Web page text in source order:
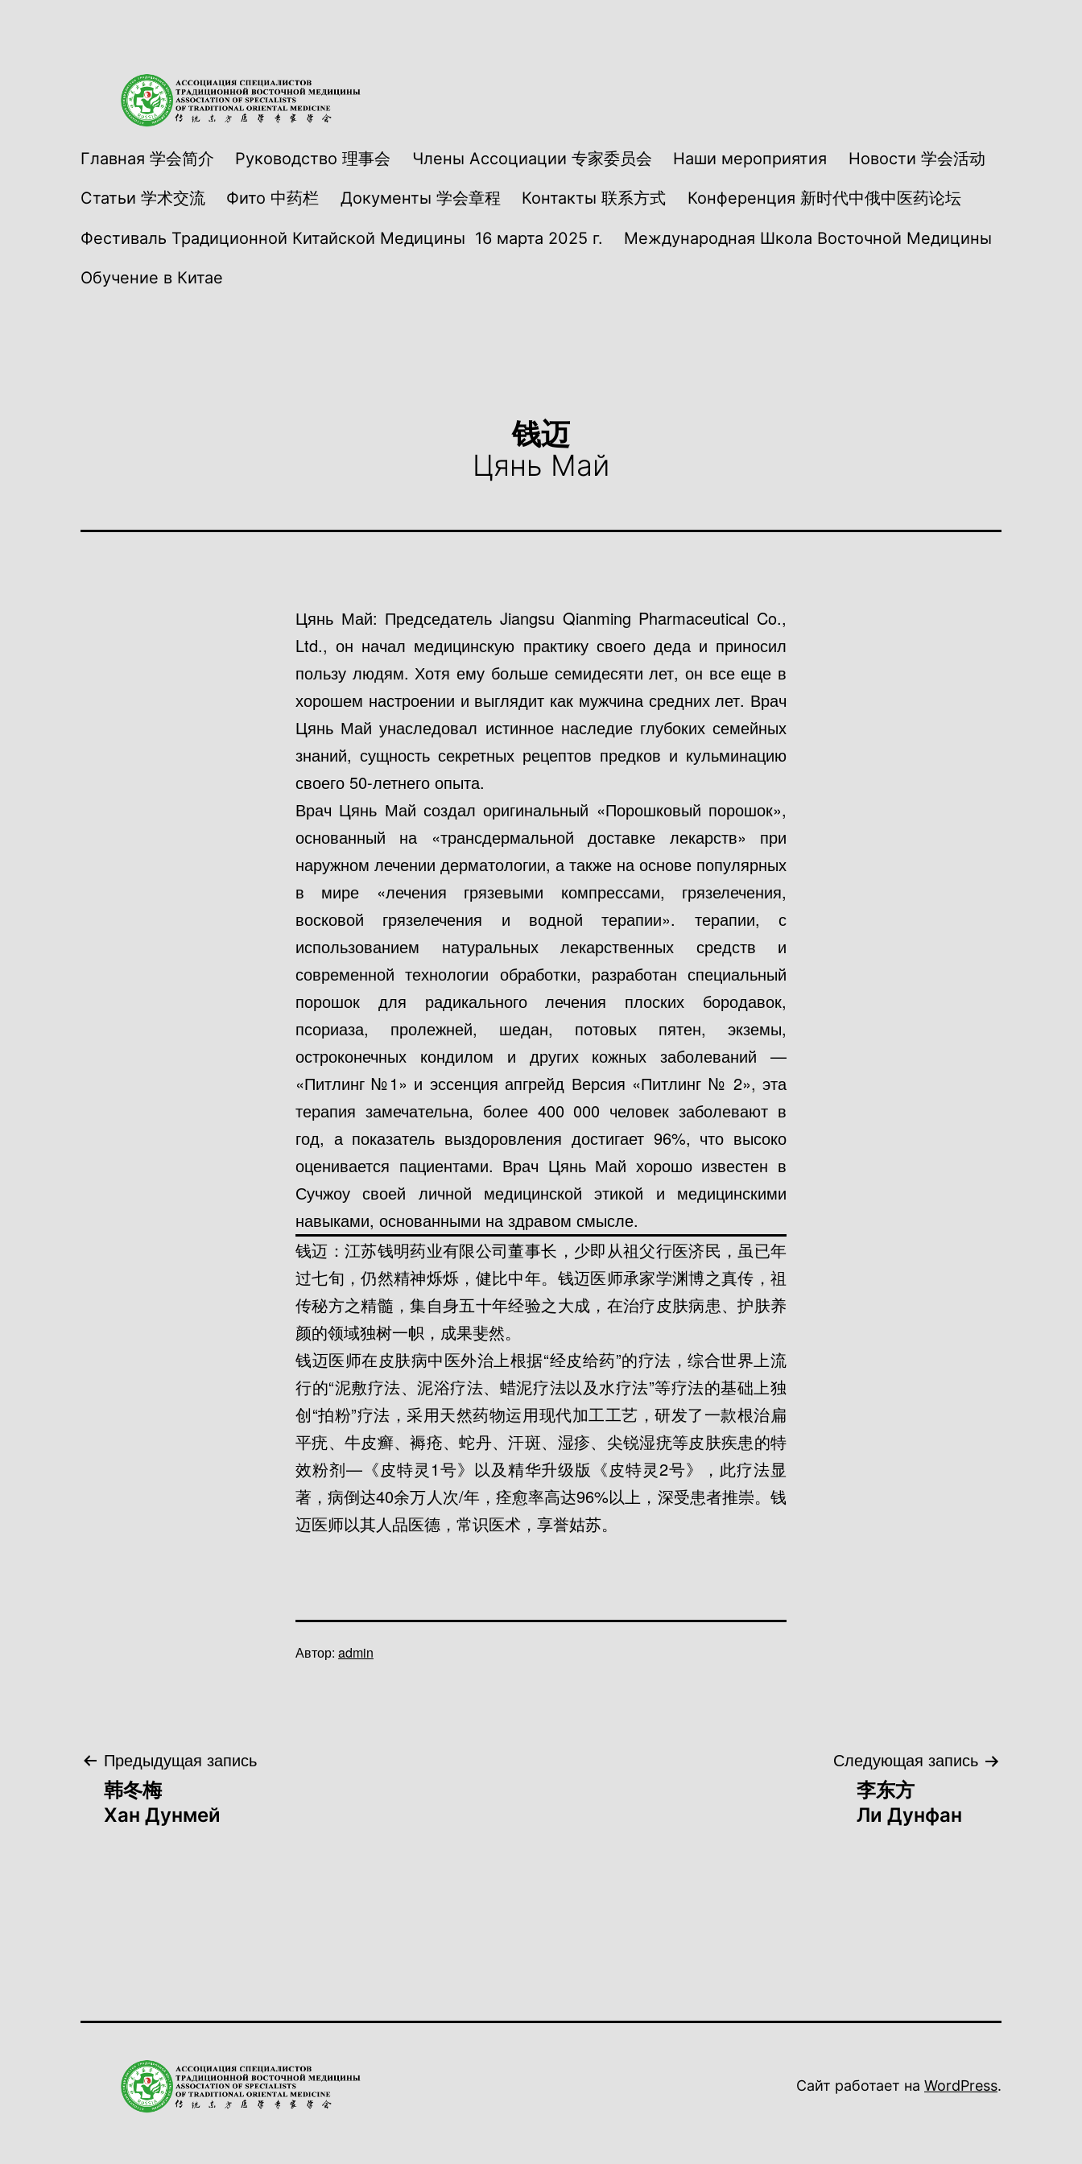
АСТВМ
Главная 学会简介 Руководство 理事会 Члены Ассоциации 专家委员会 Наши мероприятия Новости 学会活动
Статьи 学术交流 Фито 中药栏 Документы 学会章程 Контакты 联系方式 Конференция 新时代中俄中医药论坛
Фестиваль Традиционной Китайской Медицины 16 марта 2025 г. Международная Школа Восточной Медицины
Обучение в Китае
钱迈
Цянь Май
Цянь Май: Председатель Jiangsu Qianming Pharmaceutical Co.,
Ltd., он начал медицинскую практику своего деда и приносил
пользу людям. Хотя ему больше семидесяти лет, он все еще в
хорошем настроении и выглядит как мужчина средних лет. Врач
Цянь Май унаследовал истинное наследие глубоких семейных
знаний, сущность секретных рецептов предков и кульминацию
своего 50-летнего опыта.
Врач Цянь Май создал оригинальный «Порошковый порошок»,
основанный на «трансдермальной доставке лекарств» при
наружном лечении дерматологии, а также на основе популярных
в мире «лечения грязевыми компрессами, грязелечения,
восковой грязелечения и водной терапии». терапии, с
использованием натуральных лекарственных средств и
современной технологии обработки, разработан специальный
порошок для радикального лечения плоских бородавок,
псориаза, пролежней, шедан, потовых пятен, экземы,
остроконечных кондилом и других кожных заболеваний —
«Питлинг №1» и эссенция апгрейд Версия «Питлинг № 2», эта
терапия замечательна, более 400 000 человек заболевают в
год, а показатель выздоровления достигает 96%, что высоко
оценивается пациентами. Врач Цянь Май хорошо известен в
Сучжоу своей личной медицинской этикой и медицинскими
навыками, основанными на здравом смысле.
钱迈：江苏钱明药业有限公司董事长，少即从祖父行医济民，虽已年
过七旬，仍然精神烁烁，健比中年。钱迈医师承家学渊博之真传，祖
传秘方之精髓，集自身五十年经验之大成，在治疗皮肤病患、护肤养
颜的领域独树一帜，成果斐然。
钱迈医师在皮肤病中医外治上根据“经皮给药”的疗法，综合世界上流
行的“泥敷疗法、泥浴疗法、蜡泥疗法以及水疗法”等疗法的基础上独
创“拍粉”疗法，采用天然药物运用现代加工工艺，研发了一款根治扁
平疣、牛皮癣、褥疮、蛇丹、汗斑、湿疹、尖锐湿疣等皮肤疾患的特
效粉剂—《皮特灵1号》以及精华升级版《皮特灵2号》，此疗法显
著，病倒达40余万人次/年，痊愈率高达96%以上，深受患者推崇。钱
迈医师以其人品医德，常识医术，享誉姑苏。
Опубликовано
Автор: admin
Навигация
по
Предыдущая запись
韩冬梅
Хан Дунмей
Следующая запись
李东方
Ли Дунфан
Сайт работает на WordPress.